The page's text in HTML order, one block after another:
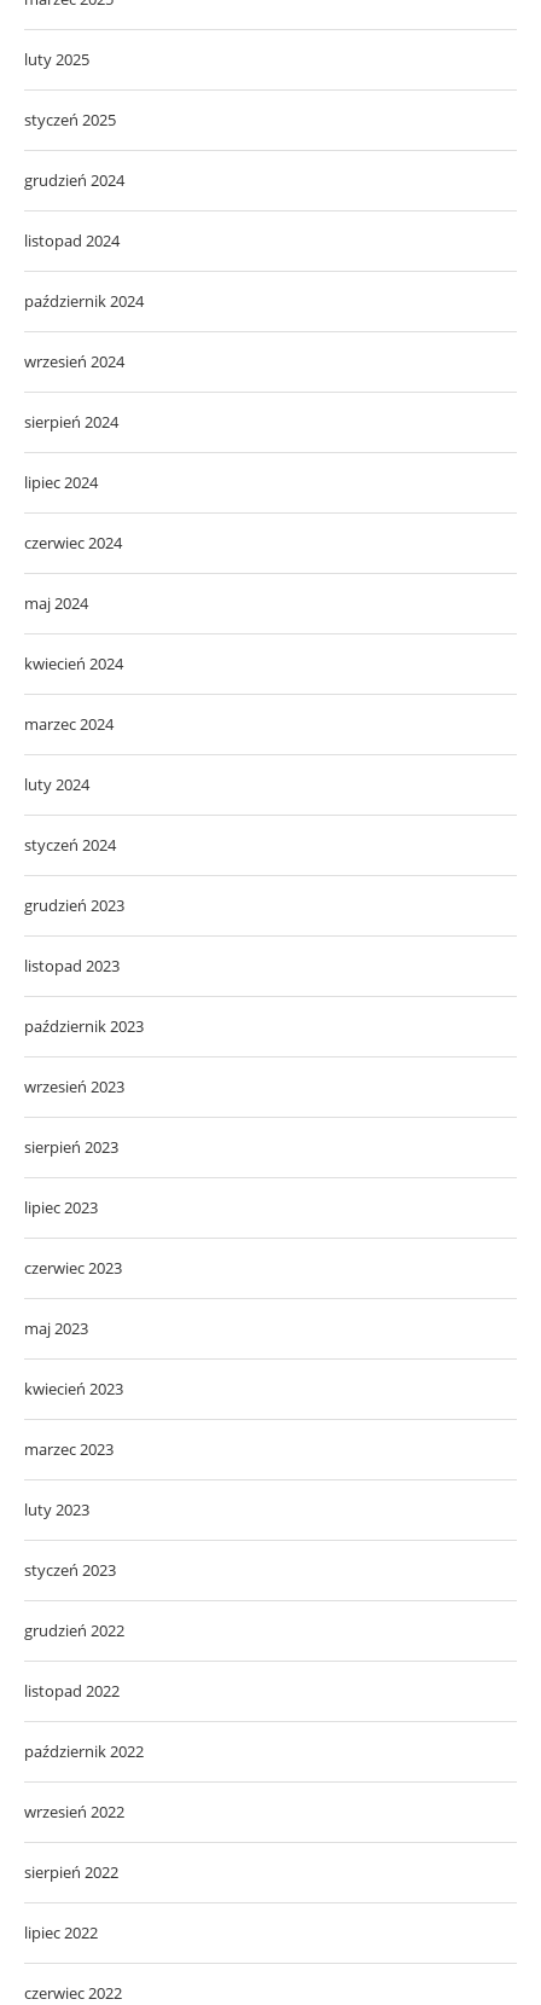
luty 2025
styczeń 2025
grudzień 2024
listopad 2024
październik 2024
wrzesień 2024
sierpień 2024
lipiec 2024
czerwiec 2024
maj 2024
kwiecień 2024
marzec 2024
luty 2024
styczeń 2024
grudzień 2023
listopad 2023
październik 2023
wrzesień 2023
sierpień 2023
lipiec 2023
czerwiec 2023
maj 2023
kwiecień 2023
marzec 2023
luty 2023
styczeń 2023
grudzień 2022
listopad 2022
październik 2022
wrzesień 2022
sierpień 2022
lipiec 2022
czerwiec 2022